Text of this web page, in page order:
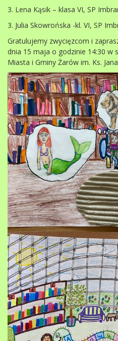
3. Lena Kąsik – klasa VI, SP
3. Julia Skowrońska -kl. VI, SP
Gratulujemy zwycięzcom i
dnia 15 maja o godzinie 14:30 w
Miasta i Gminy Żarów im. Ks.